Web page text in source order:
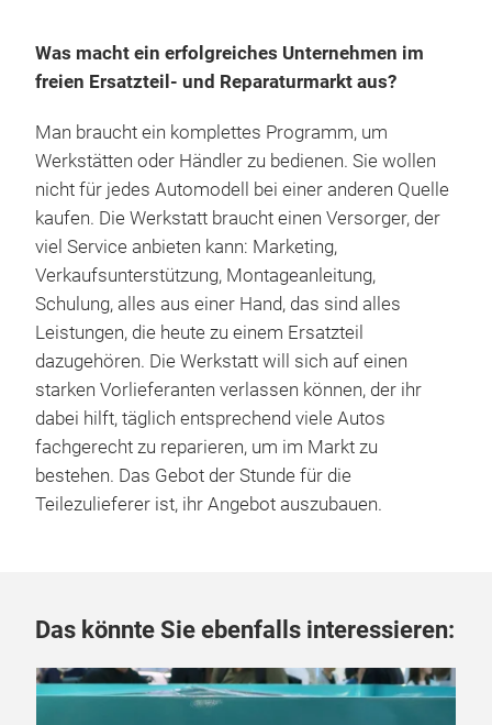
Was macht ein erfolgreiches Unternehmen im
freien Ersatzteil- und Reparaturmarkt aus?
Man braucht ein komplettes Programm, um
Werkstätten oder Händler zu bedienen. Sie wollen
nicht für jedes Automodell bei einer anderen Quelle
kaufen. Die Werkstatt braucht einen Versorger, der
viel Service anbieten kann: Marketing,
Verkaufsunterstützung, Montageanleitung,
Schulung, alles aus einer Hand, das sind alles
Leistungen, die heute zu einem Ersatzteil
dazugehören. Die Werkstatt will sich auf einen
starken Vorlieferanten verlassen können, der ihr
dabei hilft, täglich entsprechend viele Autos
fachgerecht zu reparieren, um im Markt zu
bestehen. Das Gebot der Stunde für die
Teilezulieferer ist, ihr Angebot auszubauen.
Das könnte Sie ebenfalls interessieren: